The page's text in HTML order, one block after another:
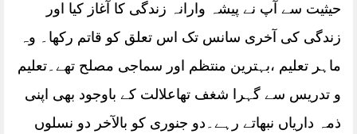
حیثیت سے آپ نے پیشہ وارانہ زندگی کا آغاز کیا اور
زندگی کی آخری سانس تک اس تعلق کو قاتم رکھا۔ وہ
ماہر تعلیم ،بہترین منتظم اور سماجی مصلح تھے۔تعلیم
و تدریس سے گہرا شغف تھاعلالت کے باوجود بھی اپنی
ذمہ داریاں نبھاتے رہے۔دو جنوری کو بالآخر دو نسلوں